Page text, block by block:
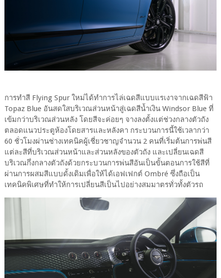
การทำสี Flying Spur ใหม่ได้ทำการไล่เฉดสีแบบแรเงาจากเฉดสีฟ้า
Topaz Blue อันสดใสบริเวณส่วนหน้าสู่เฉดสีน้ำเงิน Windsor Blue ที่
เข้มกว่าบริเวณส่วนหลัง โดยสีจะค่อยๆ จางลงตั้งแต่ช่วงกลางตัวถัง
ตลอดแนวประตูห้องโดยสารและหลังคา กระบวนการนี้ใช้เวลากว่า
60 ชั่วโมงผ่านช่างเทคนิคผู้เชี่ยวชาญจำนวน 2 คนที่เริ่มต้นการพ่นสี
แต่ละสีที่บริเวณส่วนหน้าและส่วนหลังของตัวถัง และเปลี่ยนเฉดสี
บริเวณกึ่งกลางตัวถังด้วยกระบวนการพ่นสีอันเป็นขั้นตอนการใช้สีที่
ผ่านการผสมสีแบบดั้งเดิมเพื่อให้ได้เอฟเฟกต์ Ombré ซึ่งถือเป็น
เทคนิคพิเศษที่ทำให้การเปลี่ยนสีเป็นไปอย่างสมมาตรทั่วทั้งตัวรถ